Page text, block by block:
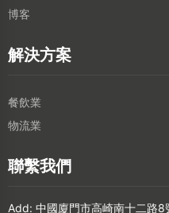
博客
解決方案
餐飲業
物流業
聯繫我們
Add: 中國廈門市高崎南十二路8